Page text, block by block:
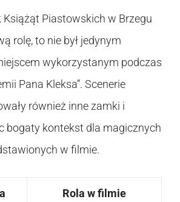
Książąt Piastowskich w Brzegu
rolę, to nie był jedynym
wykorzystanym podczas
Pana Kleksa”. Scenerie
również inne zamki i
bogaty kontekst dla magicznych
w filmie.
Rola w filmie